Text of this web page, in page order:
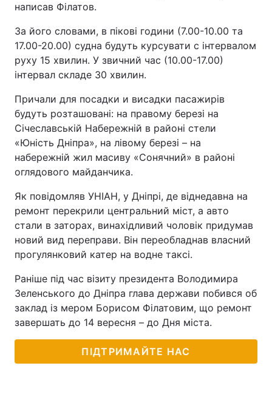
написав Філатов.
За його словами, в пікові години (7.00-10.00 та
17.00-20.00) судна будуть курсувати с інтервалом
руху 15 хвилин. У звичний час (10.00-17.00)
інтервал складе 30 хвилин.
Причали для посадки и висадки пасажирів
будуть розташовані: на правому березі на
Січеславській Набережній в районі стели
«Юність Дніпра», на лівому березі – на
набережній жил масиву «Сонячний» в районі
оглядового майданчика.
Як повідомляв УНІАН, у Дніпрі, де віднедавна на
ремонт перекрили центральний міст, а авто
стали в заторах, винахідливий чоловік придумав
новий вид переправи. Він переобладнав власний
прогулянковий катер на водне таксі.
Раніше під час візиту президента Володимира
Зеленського до Дніпра глава держави побився об
заклад із мером Борисом Філатовим, що ремонт
завершать до 14 вересня – до Дня міста.
ПІДТРИМАЙТЕ НАС